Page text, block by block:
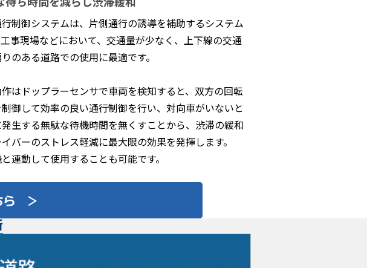
制御システムは、片側通行の誘導を補助するシステム
事現場などにおいて、交通量が少なく、上下線の交通
のある道路での使用に最適です。
はドップラーセンサで車両を検知すると、双方の回転
御して効率の良い通行制御を行い、対向車がいないと
生する無駄な待機時間を無くすことから、渋滞の緩和
バーのストレス軽減に最大限の効果を発揮します。
連動して使用することも可能です。